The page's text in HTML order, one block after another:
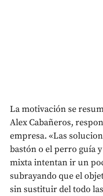
La motivación se
Alex Cabañeros,
empresa. «Las
bastón o el perro guía
mixta intentan ir un
subrayando que el
sin sustituir del todo